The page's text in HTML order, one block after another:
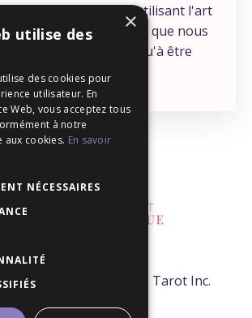
à leur intuition, en utilisant l'art
tarot - une compétence que nous
et qui ne demande qu'à être
développée !
T. Tarologue -École de Tarot Inc.
×
utilise des
des cookies pour
utilisateur. En
Web, vous acceptez tous
à notre
aux cookies. En savoir
NÉCESSAIRES